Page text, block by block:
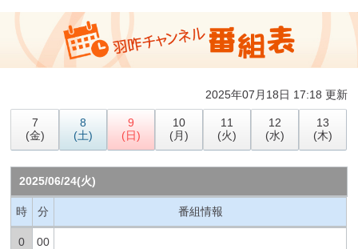
2025年07月18日 17:18 更新
7
(金)
8
(土)
9
(日)
10
(月)
11
(火)
12
(水)
13
(木)
2025/06/24(火)
時 分 番組情報
0 00